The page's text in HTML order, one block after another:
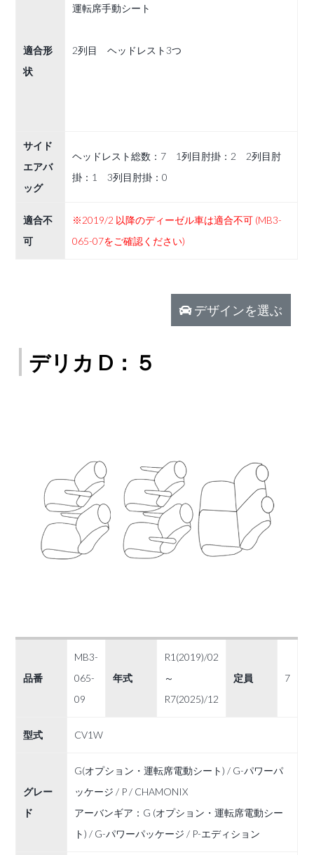
適合形
状
運転席手動シート
2列目 ヘッドレスト3つ
サイド
エアバ
ッグ
ヘッドレスト総数：7 1列目肘掛：2 2列目肘
掛：1 3列目肘掛：0
適合不
可
※2019/2 以降のディーゼル車は適合不可 (MB3-
065-07をご確認ください)
デザインを選ぶ
デリカ D：５
品番
MB3-
065-
09
年式
R1(2019)/02
～
R7(2025)/12
定員 7
型式 CV1W
グレー
ド
G(オプション・運転席電動シート) / G-パワーパ
ッケージ / P / CHAMONIX
アーバンギア：G (オプション・運転席電動シー
ト) / G-パワーパッケージ / P-エディション